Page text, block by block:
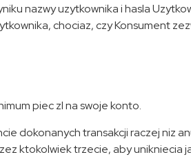
nazwy uzytkownika i hasla
chociaz, czy Konsument
piec zl na swoje konto.
dokonanych transakcji raczej niz
ktokolwiek trzecie, aby unikniecia